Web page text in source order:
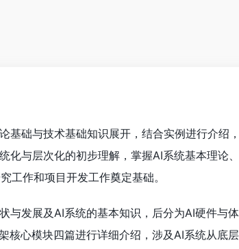
基础与技术基础知识展开，结合实例进行介绍
化与层次化的初步理解，掌握AI系统基本理论
工作和项目开发工作奠定基础。
与发展及AI系统的基本知识，后分为AI硬件与体
核心模块四篇进行详细介绍，涉及AI系统从底